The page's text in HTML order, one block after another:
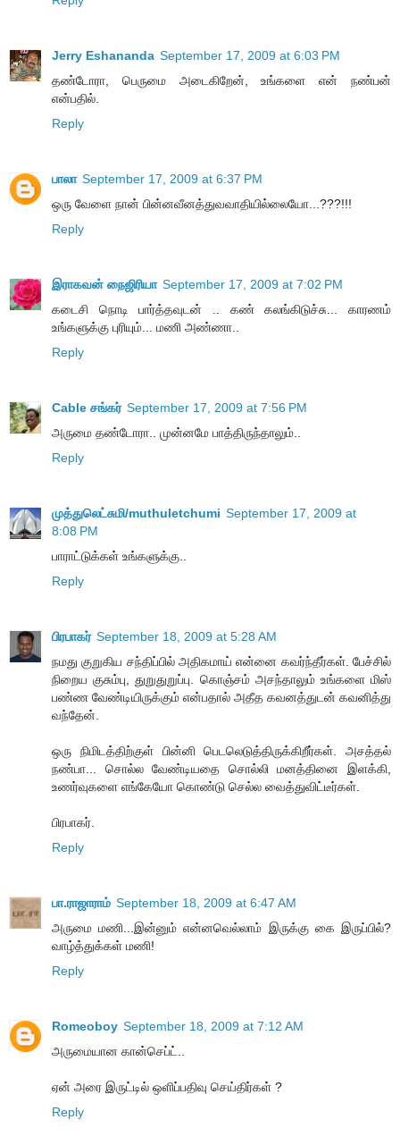
Jerry Eshananda September 17, 2009 at 6:03 PM
தண்டோரா, பெருமை அடைகிறேன், உங்களை என் நண்பன்
என்பதில்.
Reply
பாலா September 17, 2009 at 6:37 PM
ஒரு வேளை நான் பின்னவீனத்துவவாதியில்லையோ...???!!!
Reply
இராகவன் நைஜிரியா September 17, 2009 at 7:02 PM
கடைசி நொடி பார்த்தவுடன் .. கண் கலங்கிடுச்சு... காரணம்
உங்களுக்கு புரியும்... மணி அண்ணா..
Reply
Cable சங்கர் September 17, 2009 at 7:56 PM
அருமை தண்டோரா.. முன்னமே பாத்திருந்தாலும்..
Reply
முத்துலெட்சுமி/muthuletchumi September 17, 2009 at
8:08 PM
பாராட்டுக்கள் உங்களுக்கு..
Reply
பிரபாகர் September 18, 2009 at 5:28 AM
நமது குறுகிய சந்திப்பில் அதிகமாய் என்னை கவர்ந்தீர்கள். பேச்சில்
நிறைய குசும்பு, துறுதுறுப்பு. கொஞ்சம் அசந்தாலும் உங்களை மிஸ்
பண்ண வேண்டியிருக்கும் என்பதால் அதீத கவனத்துடன் கவனித்து
வந்தேன்.
ஒரு நிமிடத்திற்குள் பின்னி பெடலெடுத்திருக்கிறீர்கள். அசத்தல்
நண்பா... சொல்ல வேண்டியதை சொல்லி மனத்தினை இளக்கி,
உணர்வுகளை எங்கேயோ கொண்டு செல்ல வைத்துவிட்டீர்கள்.
பிரபாகர்.
Reply
பா.ராஜாராம் September 18, 2009 at 6:47 AM
அருமை மணி...இன்னும் என்னவெல்லாம் இருக்கு கை இருப்பில்?
வாழ்த்துக்கள் மணி!
Reply
Romeoboy September 18, 2009 at 7:12 AM
அருமையான கான்செப்ட்..
ஏன் அரை இருட்டில் ஒளிப்பதிவு செய்திர்கள் ?
Reply